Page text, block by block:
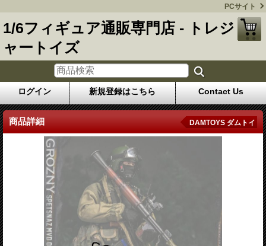
PCサイト
1/6フィギュア通販専門店 - トレジ
ャートイズ
ログイン 新規登録はこちら Contact Us
商品詳細 DAMTOYS ダムトイ